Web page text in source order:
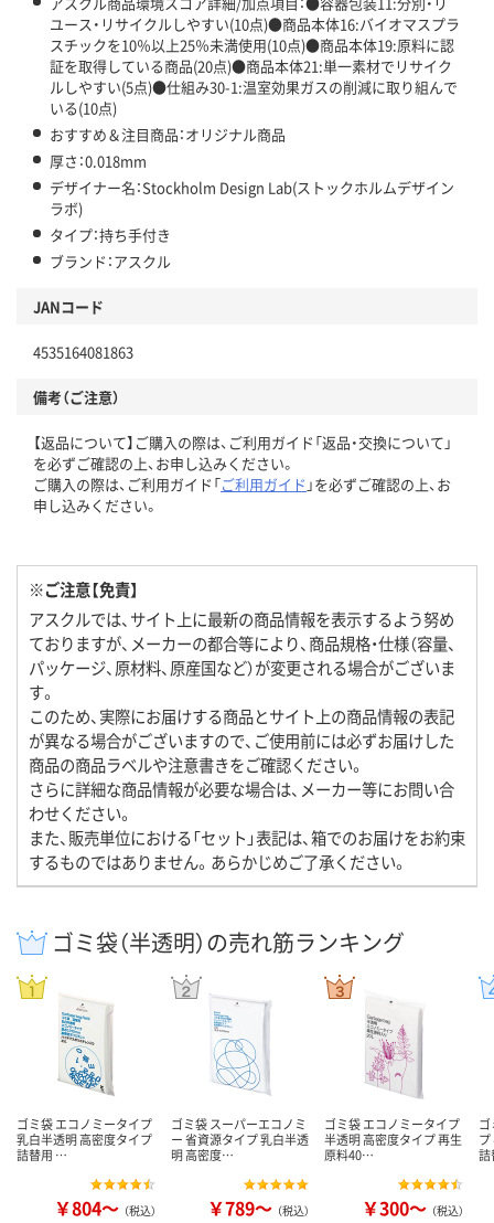
ユース・リサイクルしやすい(10点)●商品本体16:バイオマスプラ
スチックを10％以上25％未満使用(10点)●商品本体19:原料に認
証を取得している商品(20点)●商品本体21:単一素材でリサイク
ルしやすい(5点)●仕組み30-1:温室効果ガスの削減に取り組んで
いる(10点)
おすすめ＆注目商品：オリジナル商品
厚さ：0.018mm
デザイナー名：Stockholm Design Lab(ストックホルムデザイン
ラボ)
タイプ：持ち手付き
ブランド：アスクル
JANコード
4535164081863
備考（ご注意）
【返品について】ご購入の際は、ご利用ガイド「返品・交換について」
を必ずご確認の上、お申し込みください。
ご購入の際は、ご利用ガイド「ご利用ガイド 」を必ずご確認の上、お
申し込みください。
※ご注意【免責】
アスクルでは、サイト上に最新の商品情報を表示するよう努め
ておりますが、メーカーの都合等により、商品規格・仕様（容量、
パッケージ、原材料、原産国など）が変更される場合がございま
す。
このため、実際にお届けする商品とサイト上の商品情報の表記
が異なる場合がございますので、ご使用前には必ずお届けした
商品の商品ラベルや注意書きをご確認ください。
さらに詳細な商品情報が必要な場合は、メーカー等にお問い合
わせください。
また、販売単位における「セット」表記は、箱でのお届けをお約束
するものではありません。あらかじめご了承ください。
ゴミ袋（半透明）の売れ筋ランキング
ゴミ袋 エコノミータイプ
乳白半透明 高密度タイプ
詰替用 …
￥804～ （税込）
ゴミ袋 スーパーエコノミ
ー 省資源タイプ 乳白半透
明 高密度…
￥789～ （税込）
ゴミ袋 エコノミータイプ
半透明 高密度タイプ 再生
原料40…
￥300～ （税込）